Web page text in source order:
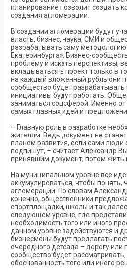
планирование позволит создать
создания агломерации.
В создании агломерации будут
власть, бизнес, наука, СМИ и
разрабатывать саму
Екатеринбурга». Бизнес-
проблему и искать перспективы,
вкладываться в проект только в
на каждый вложенный рубль они
сообщество будет разрабатывать
инициативы будут работать.
заниматься соцсферой. Именно
самых главных идей и
– Главную роль в разработке
жителям. Ведь документ не
планом развития, если сами люди
подпишут, – считает Александр
принявшим документ, потом жить
На муниципальном уровне все
аккумулироваться, чтобы понять,
агломерации. По словам
конечно, общественники
спортплощадки, школы и так
следующем уровне, где
необходимость того или иного
данном уровне задействуются и
бизнесмены будут предлагать
очередного детсада – дорогу или
сообщество будет
обоснованность того или иного